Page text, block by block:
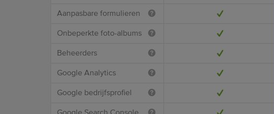
Aanpasbare formulieren
Onbeperkte foto-albums
Beheerders
Google Analytics
Google bedrijfsprofiel